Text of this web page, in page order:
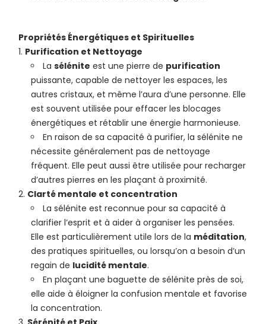
Propriétés Énergétiques et Spirituelles
Purification et Nettoyage
Lasélénite est une pierre de purification
puissante, capable de nettoyer les espaces, les
autres cristaux, et même l’aura d’une personne. Elle
est souvent utilisée pour effacer les blocages
énergétiques et rétablir une énergie harmonieuse.
En raison de sa capacité à purifier, la sélénite ne
nécessite généralement pas de nettoyage
fréquent. Elle peut aussi être utilisée pour recharger
d’autres pierres en les plaçant à proximité.
Clarté mentale et concentration
La sélénite est reconnue pour sa capacité à
clarifier l’esprit et à aider à organiser les pensées.
Elle est particulièrement utile lors de la méditation,
des pratiques spirituelles, ou lorsqu’on a besoin d’un
regain de lucidité mentale.
En plaçant une baguette de sélénite près de soi,
elle aide à éloigner la confusion mentale et favorise
la concentration.